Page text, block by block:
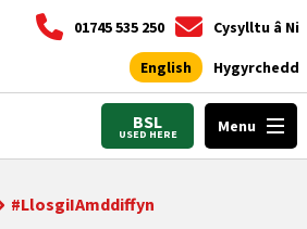
01745 535 250 Cysylltu â Ni
English Hygyrchedd
BSL
USED HERE Menu
#LlosgiIAmddiffyn